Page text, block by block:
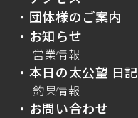
・団体様のご案内
・お知らせ
営業情報
・本日の太公望 日記
釣果情報
・お問い合わせ